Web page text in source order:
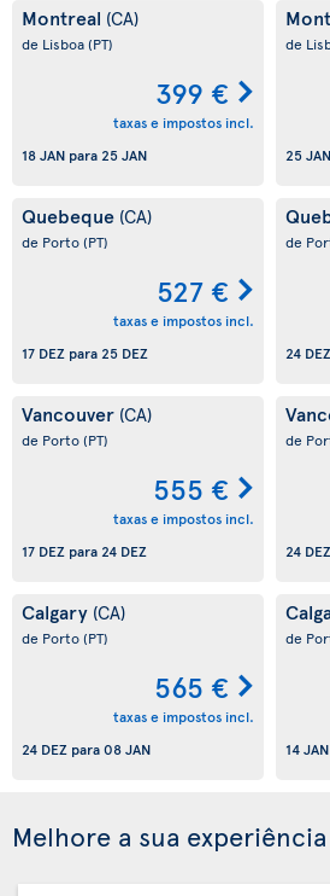
Montreal (CA)
de Lisboa(PT)
399 €
taxas e impostos incl.
18 JAN para25 JAN
de
25 JAN
Quebeque (CA)
de Porto(PT)
527 €
taxas e impostos incl.
17 DEZ para25 DEZ
de
24 DEZ
Vancouver (CA)
de Porto(PT)
555 €
taxas e impostos incl.
17 DEZ para24 DEZ
de
24 DEZ
Calgary (CA)
de Porto(PT)
565 €
taxas e impostos incl.
24 DEZ para08 JAN
de
14 JAN
Melhore a sua